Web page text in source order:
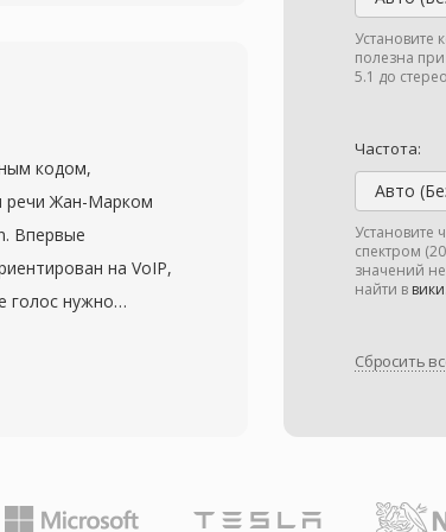
Установите
полезна
5.1 до
Частота:
Авто
Установите
спектром
значений
найти в вики
Сбросить
широко
контента в
но высокими
обычно
10,
подходу к сжатию.
с
кодом,
речи Жан-Марком
Впервые
на VoIP,
голос нужно
оборачивают